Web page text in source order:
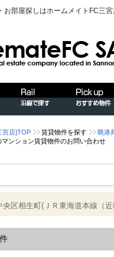
お部屋探しはホームメイトFC三
宮店]TOP 賃貸物件を探す 眺港
ンション賃貸物件のお問い合わせ
央区相生町(ＪＲ東海道本線（